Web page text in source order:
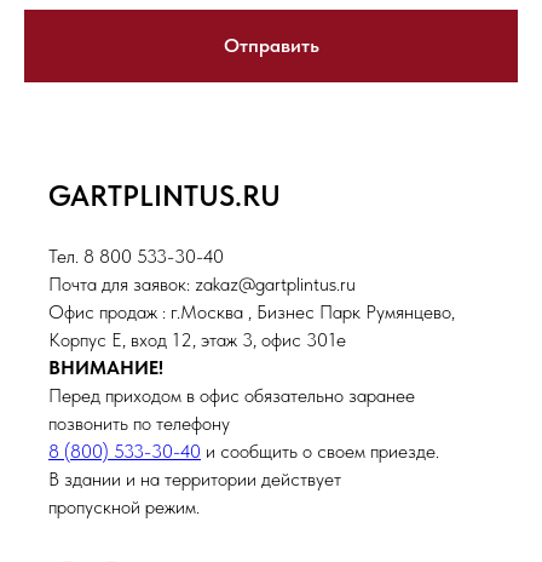
Отправить
GARTPLINTUS.RU
Тел. 8 800 533-30-40
Почта для заявок: zakaz@gartplintus.ru
Офис продаж : г.Москва , Бизнес Парк Румянцево,
Корпус Е, вход 12, этаж 3, офис 301е
ВНИМАНИЕ!
Перед приходом в офис обязательно заранее
позвонить по телефону
8 (800) 533-30-40 и сообщить о своем приезде.
В здании и на территории действует
пропускной режим.